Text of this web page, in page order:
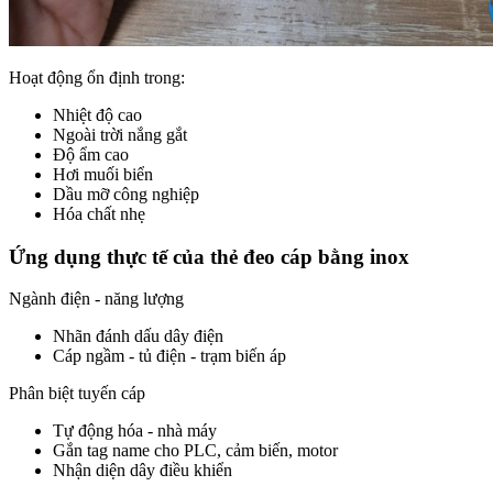
Hoạt động ổn định trong:
Nhiệt độ cao
Ngoài trời nắng gắt
Độ ẩm cao
Hơi muối biển
Dầu mỡ công nghiệp
Hóa chất nhẹ
Ứng dụng thực tế của thẻ đeo cáp bằng inox
Ngành điện - năng lượng
Nhãn đánh dấu dây điện
Cáp ngầm - tủ điện - trạm biến áp
Phân biệt tuyến cáp
Tự động hóa - nhà máy
Gắn tag name cho PLC, cảm biến, motor
Nhận diện dây điều khiển